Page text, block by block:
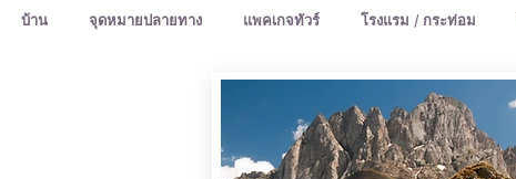
บ้าน จุดหมายปลายทาง แพคเกจทัวร์ โรงแรม / กระท่อม